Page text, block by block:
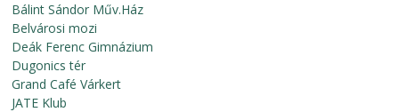
Bálint Sándor Műv.Ház
Belvárosi mozi
Deák Ferenc Gimnázium
Dugonics tér
Grand Café Várkert
JATE Klub